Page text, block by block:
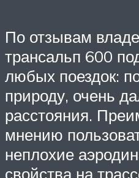
По отзывам
трансальп 600
любых поездок:
природу, очень
расстояния.
мнению
неплохие
свойства на